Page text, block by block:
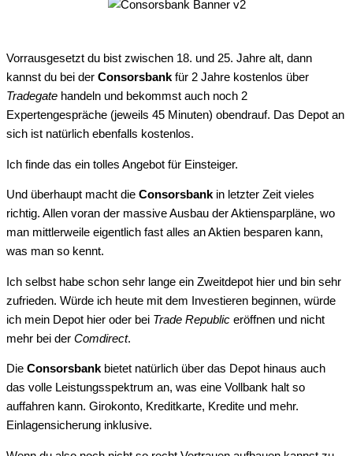
Vorrausgesetzt du bist zwischen 18. und 25. Jahre alt, dann
kannst du bei der Consorsbank für 2 Jahre kostenlos über
Tradegate handeln und bekommst auch noch 2
Expertengespräche (jeweils 45 Minuten) obendrauf. Das Depot an
sich ist natürlich ebenfalls kostenlos.
Ich finde das ein tolles Angebot für Einsteiger.
Und überhaupt macht die Consorsbankin letzter Zeit vieles
richtig. Allen voran der massive Ausbau der Aktiensparpläne, wo
man mittlerweile eigentlich fast alles an Aktien besparen kann,
was man so kennt.
Ich selbst habe schon sehr lange ein Zweitdepot hier und bin sehr
zufrieden. Würde ich heute mit dem Investieren beginnen, würde
ich mein Depot hier oder bei Trade Republic eröffnen und nicht
mehr bei der Comdirect.
Die Consorsbankbietet natürlich über das Depot hinaus auch
das volle Leistungsspektrum an, was eine Vollbank halt so
auffahren kann. Girokonto, Kreditkarte, Kredite und mehr.
Einlagensicherung inklusive.